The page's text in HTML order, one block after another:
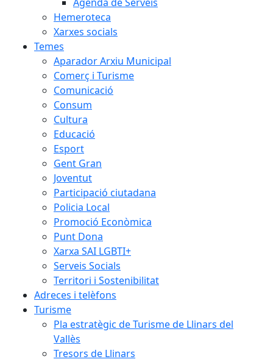
Hemeroteca
Xarxes socials
Temes
Aparador Arxiu Municipal
Comerç i Turisme
Comunicació
Consum
Cultura
Educació
Esport
Gent Gran
Joventut
Participació ciutadana
Policia Local
Promoció Econòmica
Punt Dona
Xarxa SAI LGBTI+
Serveis Socials
Territori i Sostenibilitat
Adreces i telèfons
Turisme
Pla estratègic de Turisme de Llinars del
Vallès
Tresors de Llinars